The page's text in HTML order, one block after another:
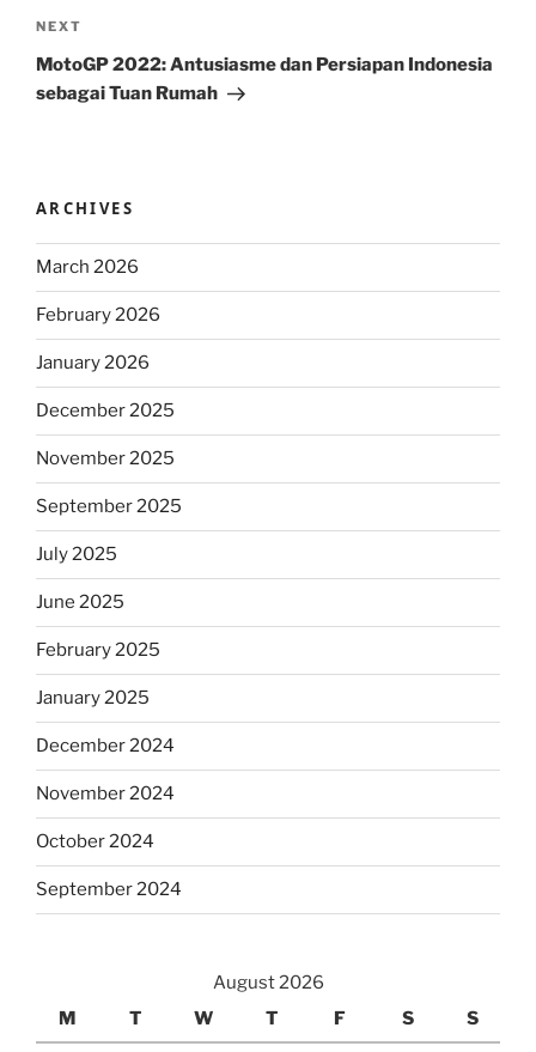
Next
Post
NEXT
MotoGP 2022: Antusiasme dan Persiapan Indonesia
sebagai Tuan Rumah
ARCHIVES
March 2026
February 2026
January 2026
December 2025
November 2025
September 2025
July 2025
June 2025
February 2025
January 2025
December 2024
November 2024
October 2024
September 2024
August 2026
M
T W T F S S